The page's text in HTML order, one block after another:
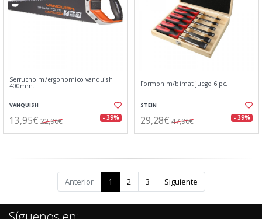
Serrucho m/ergonomico vanquish
400mm.
VANQUISH
13,95€ 22,96€ - 39%
Formon m/bimat juego 6 pc.
STEIN
29,28€ 47,96€ - 39%
Anterior 1 2 3 Siguiente